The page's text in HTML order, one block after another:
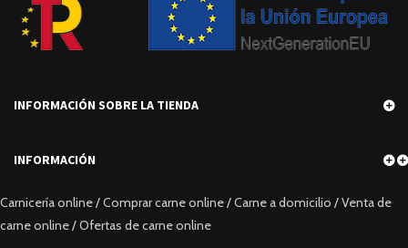
INFORMACIÓN SOBRE LA TIENDA
INFORMACIÓN
Carnicería online / Comprar carne online / Carne a domicilio / Venta de
carne online / Ofertas de carne online